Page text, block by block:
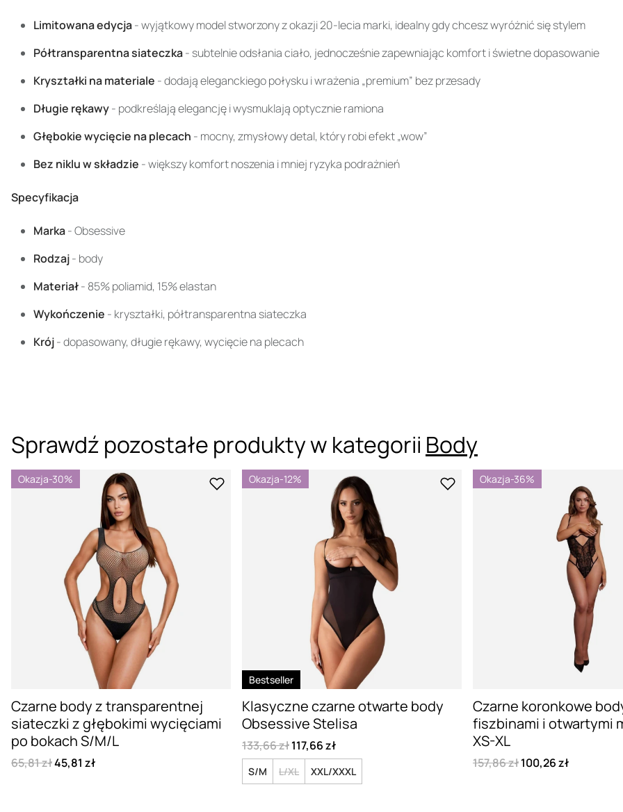
Limitowana edycja- wyjątkowy model stworzony z okazji 20-lecia marki, idealny gdy chcesz wyróżnić się stylem
Półtransparentna siateczka- subtelnie odsłania ciało, jednocześnie zapewniając komfort i świetne dopasowanie
Kryształki na materiale - dodają eleganckiego połysku i wrażenia „premium” bez przesady
Długie rękawy- podkreślają elegancję i wysmuklają optycznie ramiona
Głębokie wycięcie na plecach - mocny, zmysłowy detal, który robi efekt „wow”
Bez niklu w składzie - większy komfort noszenia i mniej ryzyka podrażnień
Specyfikacja
Marka- Obsessive
Rodzaj- body
Materiał- 85% poliamid, 15% elastan
Wykończenie - kryształki, półtransparentna siateczka
Krój- dopasowany, długie rękawy, wycięcie na plecach
Sprawdź pozostałe produkty w kategorii Body
Okazja-30%
Czarne body z transparentnej
siateczki z głębokimi wycięciami
po bokach S/M/L
65,81 zł45,81 zł
Okazja-12%
Bestseller
Klasyczne czarne otwarte body
Obsessive Stelisa
133,66 zł117,66 zł
S/M L/XL XXL/XXXL
Okazja-36%
Czarne koronkowe
fiszbinami i otwartymi
XS-XL
157,86 zł100,26 zł